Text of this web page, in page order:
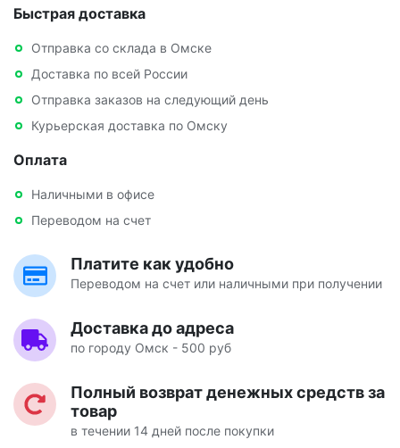
Быстрая доставка
Отправка со склада в Омске
Доставка по всей России
Отправка заказов на следующий день
Курьерская доставка по Омску
Оплата
Наличными в офисе
Переводом на счет
Платите как удобно
Переводом на счет или наличными при получении
Доставка до адреса
по городу Омск - 500 руб
Полный возврат денежных средств за
товар
в течении 14 дней после покупки